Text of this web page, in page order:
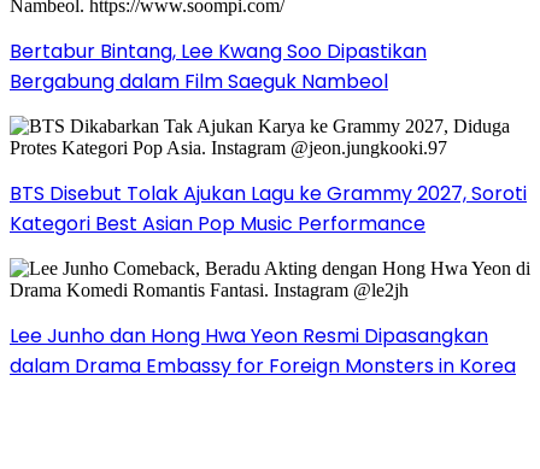
Bertabur Bintang, Lee Kwang Soo Dipastikan
Bergabung dalam Film Saeguk Nambeol
BTS Disebut Tolak Ajukan Lagu ke Grammy 2027, Soroti
Kategori Best Asian Pop Music Performance
Lee Junho dan Hong Hwa Yeon Resmi Dipasangkan
dalam Drama Embassy for Foreign Monsters in Korea